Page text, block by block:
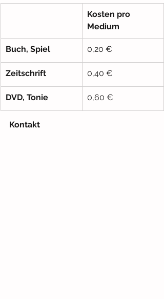
Kosten pro
Medium
Buch, Spiel 0,20 €
Zeitschrift 0,40 €
DVD, Tonie 0,60 €
Kontakt